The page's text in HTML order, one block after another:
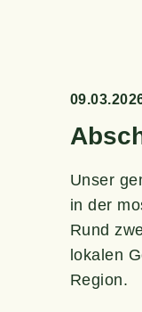
Unser
in der
Rund
loka­len
Region.